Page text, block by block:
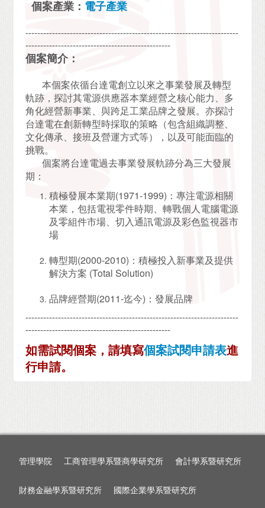
個案產業： 電子產業
------------------------------------------------------------------------
-------------------------------------------------
個案簡介：
本個案依循台達電創立以來之事業發展及轉型
軌跡，探討其電源供應器本業經營之核心能力、多
角化經營新事業、與跨足工業品牌之發展。亦探討
台達電在創新轉型時採取的策略（包含組織調整、
文化傳承、接班及營運方式等），以及可能面臨的
挑戰。
個案將台達電過去事業發展軌跡分為三大發展
期：
積極發展本業期(1971-1999)：專注電源相關
本業，包括電視零件時期、轉戰個人電腦電源
及零組件市場、切入通訊電源及彩色監視器市
場
轉型期(2000-2010)：積極投入新事業及提供
解決方案 (Total Solution)
品牌經營期(2011-迄今)：發展品牌
------------------------------------------------------------------------
-------------------------------------------------
如需試閱個案，請填寫個案試閱申請表進
行申請。
管理學院 工商管理學系暨商學研究所 會計學系暨研究所
財務金融學系暨研究所 國際企業學系暨研究所